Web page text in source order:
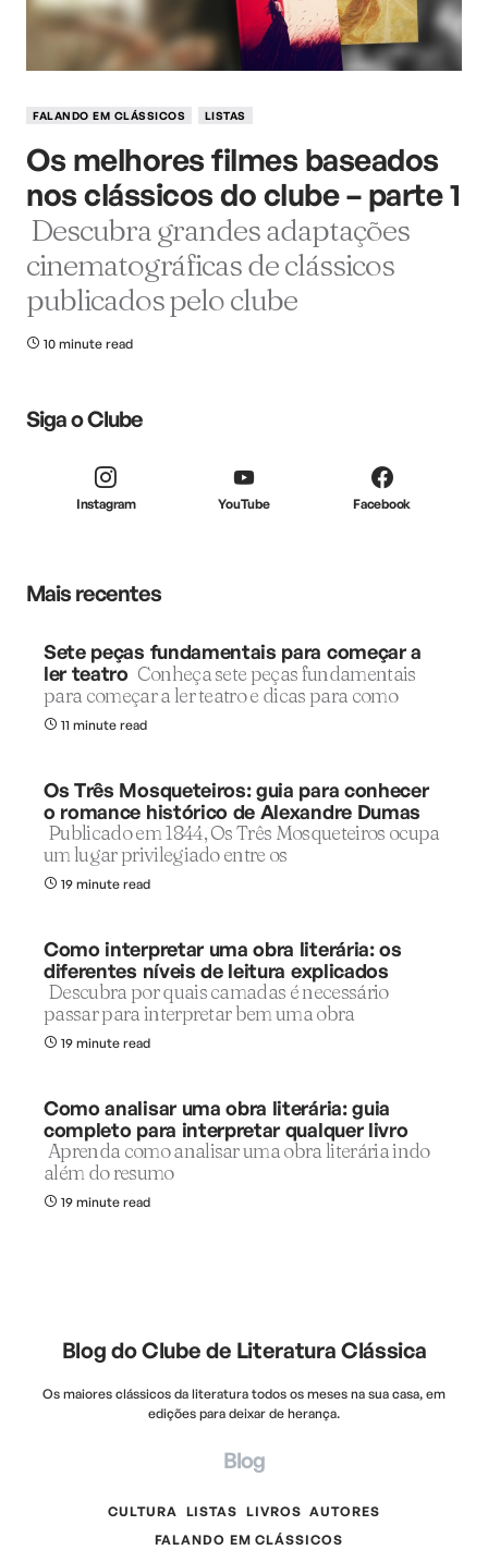
FALANDO EM CLÁSSICOS LISTAS
Os melhores filmes baseados
nos clássicos do clube – parte 1
Descubra grandes adaptações
cinematográficas de clássicos
publicados pelo clube
10 minute read
Siga o Clube
Instagram YouTube Facebook
Mais recentes
Sete peças fundamentais para começar a
ler teatro Conheça sete peças fundamentais
para começar a ler teatro e dicas para como
11 minute read
Os Três Mosqueteiros: guia para conhecer
o romance histórico de Alexandre Dumas
Publicado em 1844, Os Três Mosqueteiros ocupa
um lugar privilegiado entre os
19 minute read
Como interpretar uma obra literária: os
diferentes níveis de leitura explicados
Descubra por quais camadas é necessário
passar para interpretar bem uma obra
19 minute read
Como analisar uma obra literária: guia
completo para interpretar qualquer livro
Aprenda como analisar uma obra literária indo
além do resumo
19 minute read
Blog do Clube de Literatura Clássica
Os maiores clássicos da literatura todos os meses na sua casa, em
edições para deixar de herança.
Blog
CULTURA LISTAS LIVROS AUTORES
FALANDO EM CLÁSSICOS